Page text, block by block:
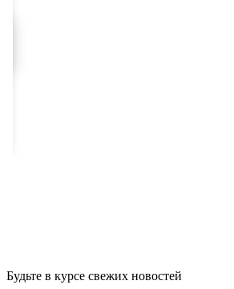
Будьте в курсе свежих новостей